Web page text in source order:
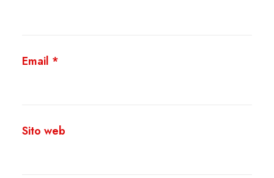
Email *
Sito web